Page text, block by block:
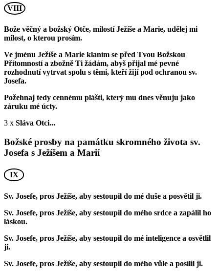
VIII
Bože věčný a božský Otče, milostí Ježíše a Marie, udělej mi
milost, o kterou prosím.
Ve jménu Ježíše a Marie klaním se před Tvou Božskou
Přítomností a zbožně Ti žádám, abyš přijal mé pevné
rozhodnutí vytrvat spolu s těmi, kteří žijí pod ochranou sv.
Josefa.
Požehnaj tedy cennému plášti, který mu dnes věnuju jako
záruku mé úcty.
3 x Sláva Otci...
Božské prosby na památku skromného života sv.
Josefa s Ježíšem a Marií
IX
Sv. Josefe, pros Ježíše, aby sestoupil do mé duše a posvětil ji.
Sv. Josefe, pros Ježíše, aby sestoupil do mého srdce a zapálil ho
láskou.
Sv. Josefe, pros Ježíše, aby sestoupil do mé inteligence a osvětlil
ji.
Sv. Josefe, pros Ježíše, aby sestoupil do mého vůle a posílil ji.